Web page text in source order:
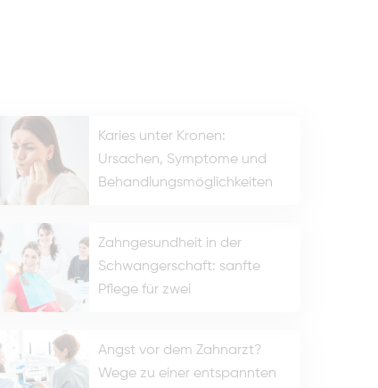
Karies unter Kronen:
Ursachen, Symptome und
Behandlungsmöglichkeiten
Zahngesundheit in der
Schwangerschaft: sanfte
Pflege für zwei
Angst vor dem Zahnarzt?
Wege zu einer entspannten